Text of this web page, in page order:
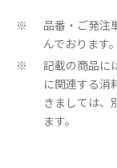
※
品番・ご発注
んでおります。
※
記載の商品に
に関連する消
きましては、
ます。